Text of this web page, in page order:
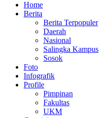
Home
Berita
Berita Terpopuler
Daerah
Nasional
Salingka Kampus
Sosok
Foto
Infografik
Profile
Pimpinan
Fakultas
UKM